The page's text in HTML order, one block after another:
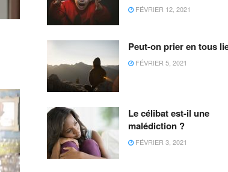
FÉVRIER 12, 2021
Peut-on prier en tous
FÉVRIER 5, 2021
Le célibat est-il une
malédiction ?
FÉVRIER 3, 2021